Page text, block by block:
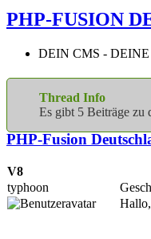
PHP-FUSION
DEIN CMS -
Thread Info
Es gibt 5 Beiträge zu
PHP-Fusion
V8
typhoon